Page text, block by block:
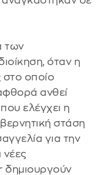
των
όταν η
οποίο
ανθεί
ελέγχει η
στάση
για την
δημιουργούν